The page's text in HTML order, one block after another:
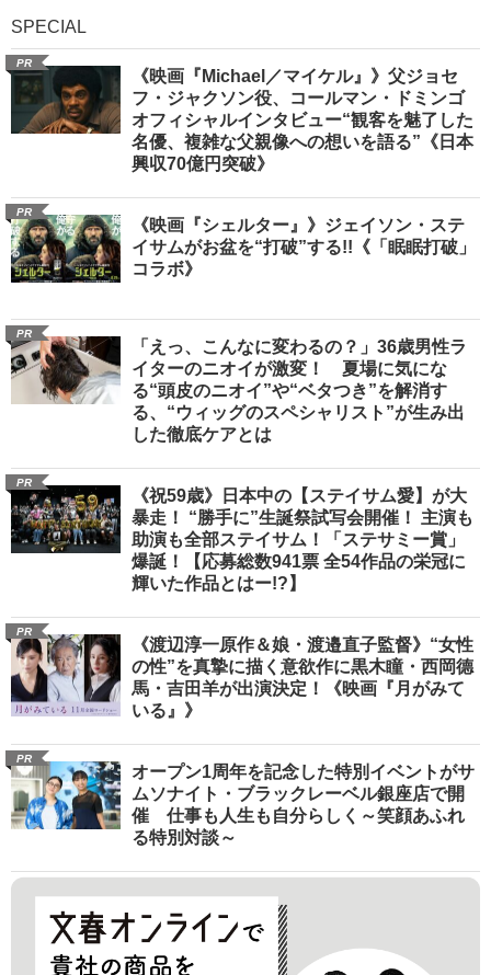
SPECIAL
PR
《映画『Michael／マイケル』》父ジョセ
フ・ジャクソン役、コールマン・ドミンゴ
オフィシャルインタビュー“観客を魅了した
名優、複雑な父親像への想いを語る”《日本
興収70億円突破》
PR
《映画『シェルター』》ジェイソン・ステ
イサムがお盆を“打破”する!!《「眠眠打破」
コラボ》
PR
「えっ、こんなに変わるの？」36歳男性ラ
イターのニオイが激変！ 夏場に気にな
る“頭皮のニオイ”や“ベタつき”を解消す
る、“ウィッグのスペシャリスト”が生み出
した徹底ケアとは
PR
《祝59歳》日本中の【ステイサム愛】が大
暴走！ “勝手に”生誕祭試写会開催！ 主演も
助演も全部ステイサム！「ステサミー賞」
爆誕！【応募総数941票 全54作品の栄冠に
輝いた作品とはー!?】
PR
《渡辺淳一原作＆娘・渡邉直子監督》“女性
の性”を真摯に描く意欲作に黒木瞳・西岡德
馬・吉田羊が出演決定！《映画『月がみて
いる』》
PR
オープン1周年を記念した特別イベントがサ
ムソナイト・ブラックレーベル銀座店で開
催 仕事も人生も自分らしく～笑顔あふれ
る特別対談～